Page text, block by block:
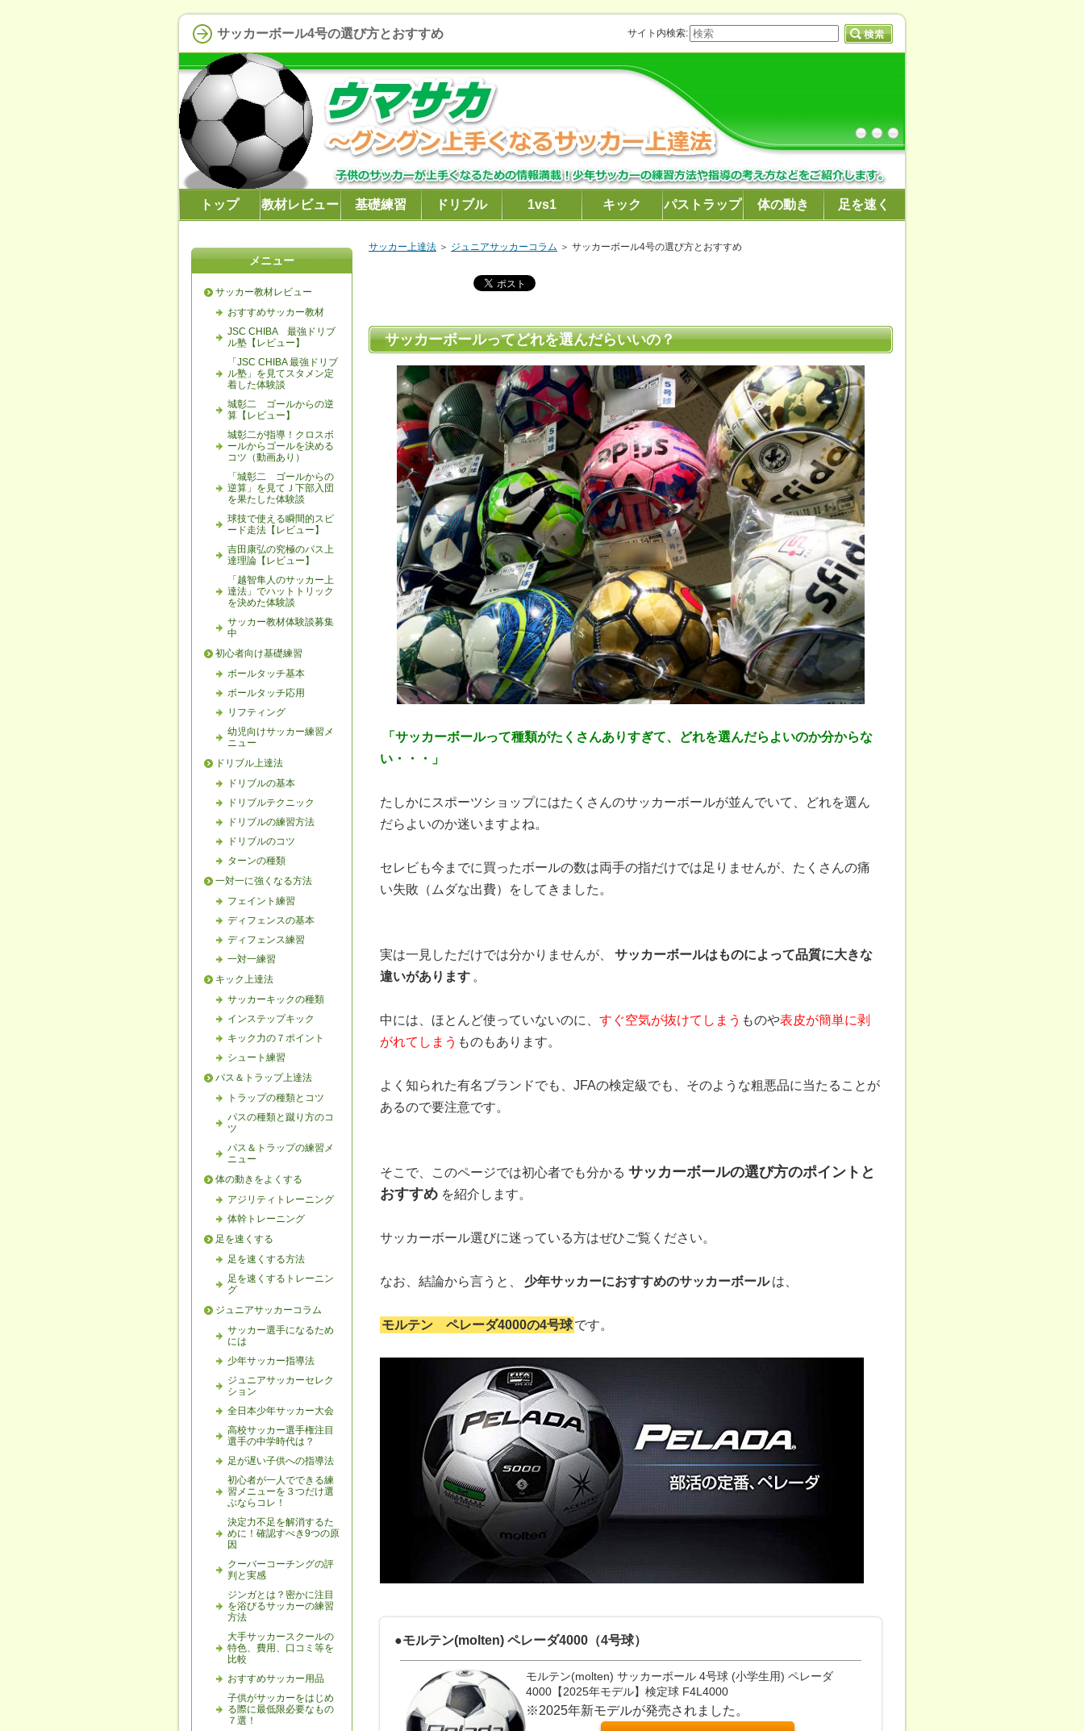
サッカーボール4号の選び方とおすすめ
サッカー上達法 ＞ ジュニアサッカーコラム ＞ サッカーボール4号の選び方とおすすめ
サッカーボールってどれを選んだらいいの？
「サッカーボールって種類がたくさんありすぎて、どれを選んだらよいのか分からな
い・・・」
たしかにスポーツショップにはたくさんのサッカーボールが並んでいて、どれを選ん
だらよいのか迷いますよね。
セレビも今までに買ったボールの数は両手の指だけでは足りませんが、たくさんの痛
い失敗（ムダな出費）をしてきました。
実は一見しただけでは分かりませんが、
サッカーボールはものによって品質に大きな
違いがあります 。
中には、ほとんど使っていないのに、 すぐ空気が抜けてしまう ものや表皮が簡単に剥
がれてしまう ものもあります。
よく知られた有名ブランドでも、JFAの検定級でも、そのような粗悪品に当たることが
あるので要注意です。
そこで、このページでは初心者でも分かる サッカーボールの選び方のポイントと
おすすめ を紹介します。
サッカーボール選びに迷っている方はぜひご覧ください。
なお、結論から言うと、 少年サッカーにおすすめのサッカーボール は、
モルテン ペレーダ4000の4号球です。
●モルテン(molten) ペレーダ4000（4号球）
モルテン(molten) サッカーボール 4号球 (小学生用) ペレーダ
4000【2025年モデル】検定球 F4L4000
※2025年新モデルが発売されました。
メニュー
サッカー教材レビュー
おすすめサッカー教材
JSC CHIBA 最強ドリブ
ル塾【レビュー】
「JSC CHIBA 最強ドリブ
ル塾」を見てスタメン定
着した体験談
城彰二 ゴールからの逆
算【レビュー】
城彰二が指導！クロスボ
ールからゴールを決める
コツ（動画あり）
「城彰二 ゴールからの
逆算」を見てＪ下部入団
を果たした体験談
球技で使える瞬間的スピ
ード走法【レビュー】
吉田康弘の究極のパス上
達理論【レビュー】
「越智隼人のサッカー上
達法」でハットトリック
を決めた体験談
サッカー教材体験談募集
中
初心者向け基礎練習
ボールタッチ基本
ボールタッチ応用
リフティング
幼児向けサッカー練習メ
ニュー
ドリブル上達法
ドリブルの基本
ドリブルテクニック
ドリブルの練習方法
ドリブルのコツ
ターンの種類
一対一に強くなる方法
フェイント練習
ディフェンスの基本
ディフェンス練習
一対一練習
キック上達法
サッカーキックの種類
インステップキック
キック力の７ポイント
シュート練習
パス＆トラップ上達法
トラップの種類とコツ
パスの種類と蹴り方のコ
ツ
パス＆トラップの練習メ
ニュー
体の動きをよくする
アジリティトレーニング
体幹トレーニング
足を速くする
足を速くする方法
足を速くするトレーニン
グ
ジュニアサッカーコラム
サッカー選手になるため
には
少年サッカー指導法
ジュニアサッカーセレク
ション
全日本少年サッカー大会
高校サッカー選手権注目
選手の中学時代は？
足が遅い子供への指導法
初心者が一人でできる練
習メニューを３つだけ選
ぶならコレ！
決定力不足を解消するた
めに！確認すべき9つの原
因
クーバーコーチングの評
判と実感
ジンガとは？密かに注目
を浴びるサッカーの練習
方法
大手サッカースクールの
特色、費用、口コミ等を
比較
おすすめサッカー用品
子供がサッカーをはじめ
る際に最低限必要なもの
７選！
トップ 教材レビュー 基礎練習 ドリブル 1vs1 キック パストラップ 体の動き 足を速く
サイト内検索: